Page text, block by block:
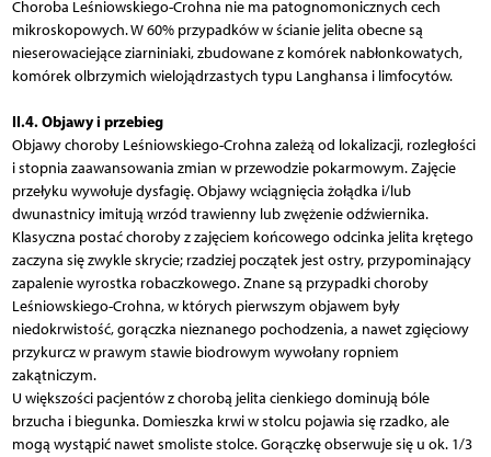
Choroba Leśniowskiego-Crohna nie ma patognomonicznych cech
mikroskopowych. W 60% przypadków w ścianie jelita obecne są
nieserowaciejące ziarniniaki, zbudowane z komórek nabłonkowatych,
komórek olbrzymich wielojądrzastych typu Langhansa i limfocytów.
II.4. Objawy i przebieg
Objawy choroby Leśniowskiego-Crohna zależą od lokalizacji, rozległości
i stopnia zaawansowania zmian w przewodzie pokarmowym. Zajęcie
przełyku wywołuje dysfagię. Objawy wciągnięcia żołądka i/lub
dwunastnicy imitują wrzód trawienny lub zwężenie odźwiernika.
Klasyczna postać choroby z zajęciem końcowego odcinka jelita krętego
zaczyna się zwykle skrycie; rzadziej początek jest ostry, przypominający
zapalenie wyrostka robaczkowego. Znane są przypadki choroby
Leśniowskiego-Crohna, w których pierwszym objawem były
niedokrwistość, gorączka nieznanego pochodzenia, a nawet zgięciowy
przykurcz w prawym stawie biodrowym wywołany ropniem
zakątniczym.
U większości pacjentów z chorobą jelita cienkiego dominują bóle
brzucha i biegunka. Domieszka krwi w stolcu pojawia się rzadko, ale
mogą wystąpić nawet smoliste stolce. Gorączkę obserwuje się u ok. 1/3